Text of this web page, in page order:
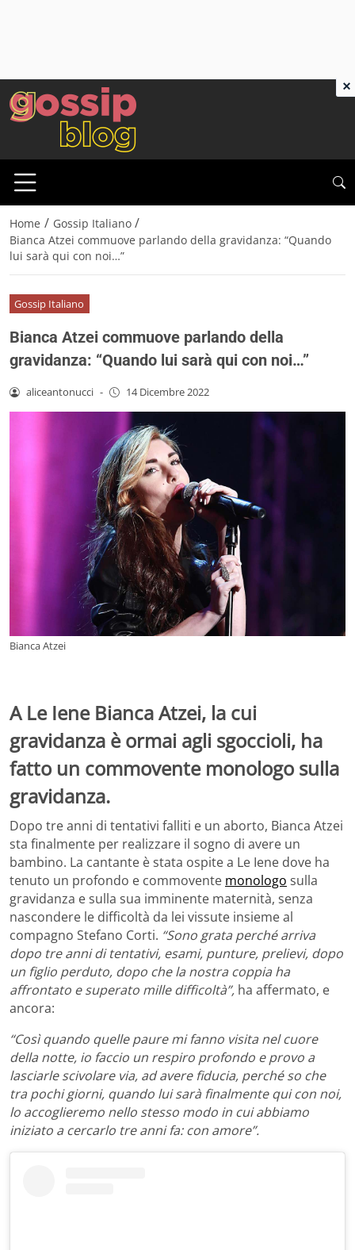
Home / Gossip Italiano /
Bianca Atzei commuove parlando della gravidanza: “Quando
lui sarà qui con noi…”
Gossip Italiano
Bianca Atzei commuove parlando della
gravidanza: “Quando lui sarà qui con noi…”
aliceantonucci - 14 Dicembre 2022
Bianca Atzei
A Le Iene Bianca Atzei, la cui
gravidanza è ormai agli sgoccioli, ha
fatto un commovente monologo sulla
gravidanza.
Dopo tre anni di tentativi falliti e un aborto, Bianca Atzei
sta finalmente per realizzare il sogno di avere un
bambino. La cantante è stata ospite a Le Iene dove ha
tenuto un profondo e commovente monologo sulla
gravidanza e sulla sua imminente maternità, senza
nascondere le difficoltà da lei vissute insieme al
compagno Stefano Corti. “Sono grata perché arriva
dopo tre anni di tentativi, esami, punture, prelievi, dopo
un figlio perduto, dopo che la nostra coppia ha
affrontato e superato mille difficoltà”, ha affermato, e
ancora:
“Così quando quelle paure mi fanno visita nel cuore
della notte, io faccio un respiro profondo e provo a
lasciarle scivolare via, ad avere fiducia, perché so che
tra pochi giorni, quando lui sarà finalmente qui con noi,
lo accoglieremo nello stesso modo in cui abbiamo
iniziato a cercarlo tre anni fa: con amore”.
×